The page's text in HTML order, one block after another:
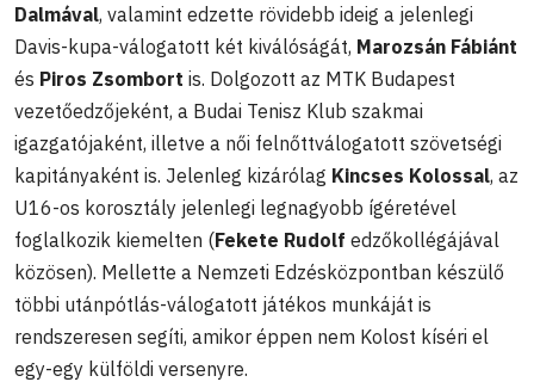
Dalmával, valamint edzette rövidebb ideig a jelenlegi
Davis-kupa-válogatott két kiválóságát, Marozsán Fábiánt
és Piros Zsombort is. Dolgozott az MTK Budapest
vezetőedzőjeként, a Budai Tenisz Klub szakmai
igazgatójaként, illetve a női felnőttválogatott szövetségi
kapitányaként is. Jelenleg kizárólag Kincses Kolossal, az
U16-os korosztály jelenlegi legnagyobb ígéretével
foglalkozik kiemelten (Fekete Rudolf edzőkollégájával
közösen). Mellette a Nemzeti Edzésközpontban készülő
többi utánpótlás-válogatott játékos munkáját is
rendszeresen segíti, amikor éppen nem Kolost kíséri el
egy-egy külföldi versenyre.